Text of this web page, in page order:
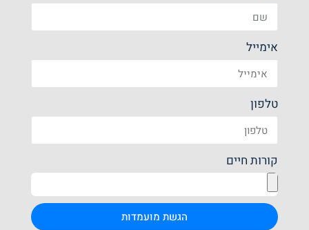
אימייל
טלפון
קורות חיים
הגשת מועמדות